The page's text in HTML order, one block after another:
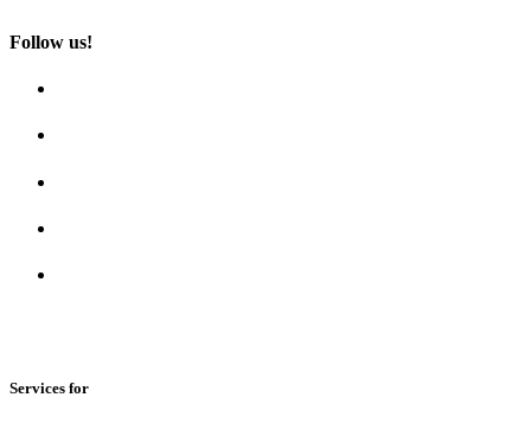
Follow us!
Services for